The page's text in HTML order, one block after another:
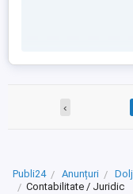
‹
Publi24 Anunțuri Dolj
Contabilitate / Juridic